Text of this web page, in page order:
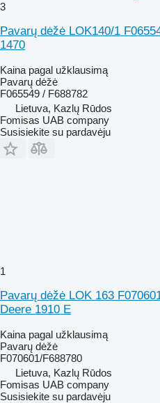
3
Pavarų dėžė LOK140/1
1470
Kaina pagal užklausimą
Pavarų dėžė
F065549 / F688782
Lietuva, Kazlų Rūdos
Fomisas UAB company
Susisiekite su pardavėju
1
Pavarų dėžė LOK 163
Deere 1910 E
Kaina pagal užklausimą
Pavarų dėžė
F070601/F688780
Lietuva, Kazlų Rūdos
Fomisas UAB company
Susisiekite su pardavėju